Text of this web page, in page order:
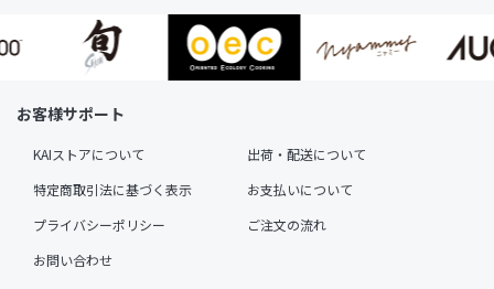
お客様サポート
KAIストアについて
出荷・配送について
特定商取引法に基づく表示
お支払いについて
プライバシーポリシー
ご注文の流れ
お問い合わせ